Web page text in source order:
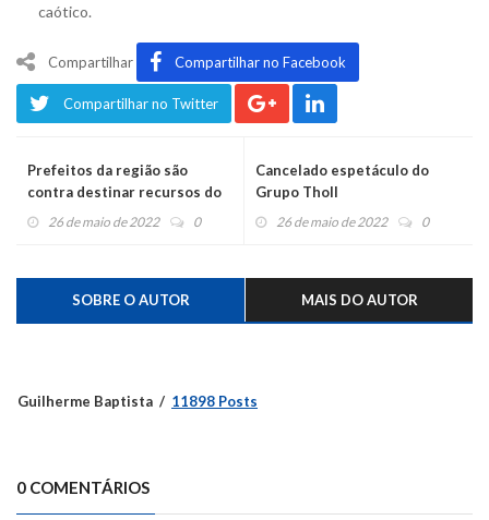
caótico.
Compartilhar Compartilhar no Facebook
Compartilhar no Twitter
Prefeitos da região são
contra destinar recursos do
Estado para rodovias federais
26 de maio de 2022 0
Cancelado espetáculo do
Grupo Tholl
26 de maio de 2022 0
SOBRE O AUTOR MAIS DO AUTOR
Guilherme Baptista 11898 Posts
0 COMENTÁRIOS